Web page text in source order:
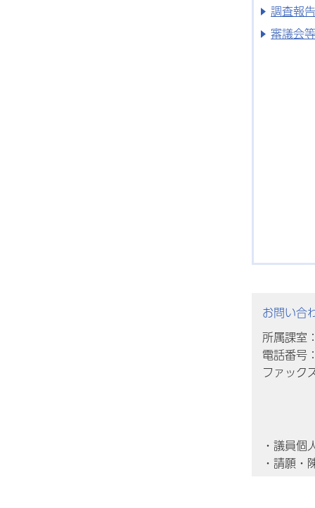
調査報
審議会
お問い合
所属課室
電話番
ファッ
・議員個
・請願